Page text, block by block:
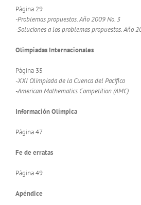
Página 29
-Problemas propuestos. Año 2009 No. 3
-Soluciones a los problemas propuestos. Año
Olimpiadas Internacionales
Página 35
-XXI Olimpiada de la Cuenca del Pacífico
-American Mathematics Competition (AMC)
Información Olímpica
Página 47
Fe de erratas
Página 49
Apéndice